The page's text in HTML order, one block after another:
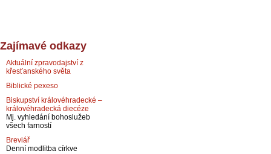
Zajímavé odkazy
Aktuální zpravodajství z
křesťanského světa
Biblické pexeso
Biskupství královéhradecké –
královéhradecká diecéze
Mj. vyhledání bohoslužeb
všech farností
Breviář
Denní modlitba církve